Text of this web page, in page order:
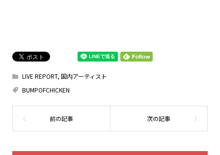
LIVE REPORT, 国内アーティスト
BUMPOFCHICKEN